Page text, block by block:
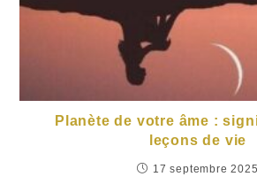
Planète de votre âme :
leçons de vie
17 septembre 2025